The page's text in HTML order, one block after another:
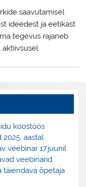
saavutamisel
ideedest ja eetikast
tegevus rajaneb
koostöös
2025. aastal
veebinar 17.juunil
veebinarid
täiendava õpetaja